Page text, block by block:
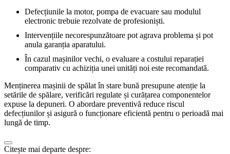
Defecțiunile la motor, pompa de evacuare sau modulul
electronic trebuie rezolvate de profesioniști.
Intervențiile necorespunzătoare pot agrava problema și pot
anula garanția aparatului.
În cazul mașinilor vechi, o evaluare a costului reparației
comparativ cu achiziția unei unități noi este recomandată.
Menținerea mașinii de spălat în stare bună presupune atenție la
setările de spălare, verificări regulate și curățarea componentelor
expuse la depuneri. O abordare preventivă reduce riscul
defecțiunilor și asigură o funcționare eficientă pentru o perioadă mai
lungă de timp.
Citește mai departe despre: